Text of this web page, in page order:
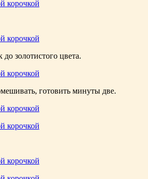
золотистого цвета.
готовить минуты две.